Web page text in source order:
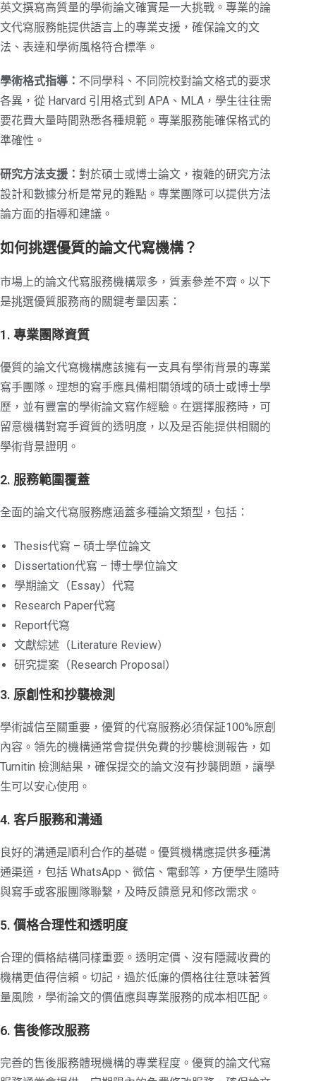
英文撰寫高質量的學術論文確實是一大挑戰。專業的論
文代寫服務能提供語言上的專業支援，確保論文的文
法、表達和學術風格符合標準。
學術格式指導： 不同學科、不同院校對論文格式的要求
各異，從 Harvard 引用格式到 APA、MLA，學生往往需
要花費大量時間熟悉各種規範。專業服務能確保格式的
準確性。
研究方法支援： 對於碩士或博士論文，複雜的研究方法
設計和數據分析是常見的難點。專業團隊可以提供方法
論方面的指導和建議。
如何挑選優質的論文代寫機構？
市場上的論文代寫服務機構眾多，質素參差不齊。以下
是挑選優質服務商的關鍵考量因素：
1. 專業團隊資質
優質的論文代寫機構應該擁有一支具有學術背景的專業
寫手團隊。理想的寫手應具備相關領域的碩士或博士學
歷，並有豐富的學術論文寫作經驗。在選擇服務時，可
留意機構對寫手資質的透明度，以及是否能提供相關的
學術背景證明。
2. 服務範圍覆蓋
全面的論文代寫服務應涵蓋多種論文類型，包括：
Thesis代寫 – 碩士學位論文
Dissertation代寫 – 博士學位論文
學期論文（Essay）代寫
Research Paper代寫
Report代寫
文獻綜述（Literature Review）
研究提案（Research Proposal）
3. 原創性和抄襲檢測
學術誠信至關重要，優質的代寫服務必須保証100%原創
內容。領先的機構通常會提供免費的抄襲檢測報告，如
Turnitin 檢測結果，確保提交的論文沒有抄襲問題，讓學
生可以安心使用。
4. 客戶服務和溝通
良好的溝通是順利合作的基礎。優質機構應提供多種溝
通渠道，包括 WhatsApp、微信、電郵等，方便學生隨時
與寫手或客服團隊聯繫，及時反饋意見和修改需求。
5. 價格合理性和透明度
合理的價格結構同樣重要。透明定價、沒有隱藏收費的
機構更值得信賴。切記，過於低廉的價格往往意味著質
量風險，學術論文的價值應與專業服務的成本相匹配。
6. 售後修改服務
完善的售後服務體現機構的專業程度。優質的論文代寫